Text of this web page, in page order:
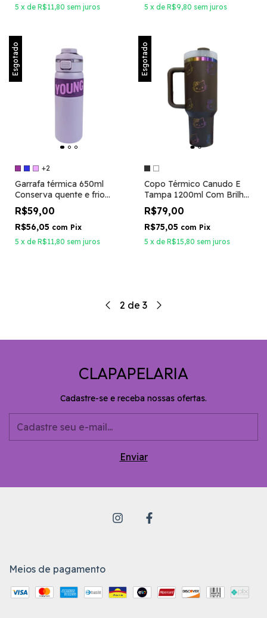
5 x de R$11,80 sem juros
5 x de R$9,80 sem juros
Esgotado
+2
Garrafa térmica 650ml
Conserva quente e frio
Young
R$59,00
R$56,05 com Pix
5 x de R$11,80 sem juros
Esgotado
Copo Térmico Canudo E
Tampa 1200ml Com Brilho
Caneca Hello Kitty
R$79,00
R$75,05 com Pix
5 x de R$15,80 sem juros
2 de 3
CLAPAPELARIA
Cadastre-se e receba nossas ofertas.
Meios de pagamento